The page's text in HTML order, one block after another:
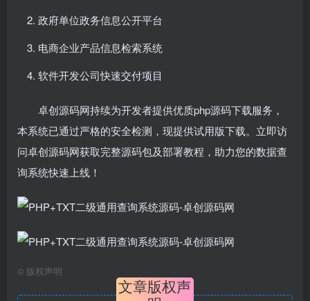
政府单位政务信息公开平台
电商企业产品信息检索系统
软件开发公司快速交付项目
卓创源码网持续为开发者提供优质php源码下载服务，
本系统已通过严格的安全检测，现提供试用版下载。立即访
问卓创源码网获取完整源码包及部署教程，助力您的数据查
询系统快速上线！
© 版权声明
文章版权声